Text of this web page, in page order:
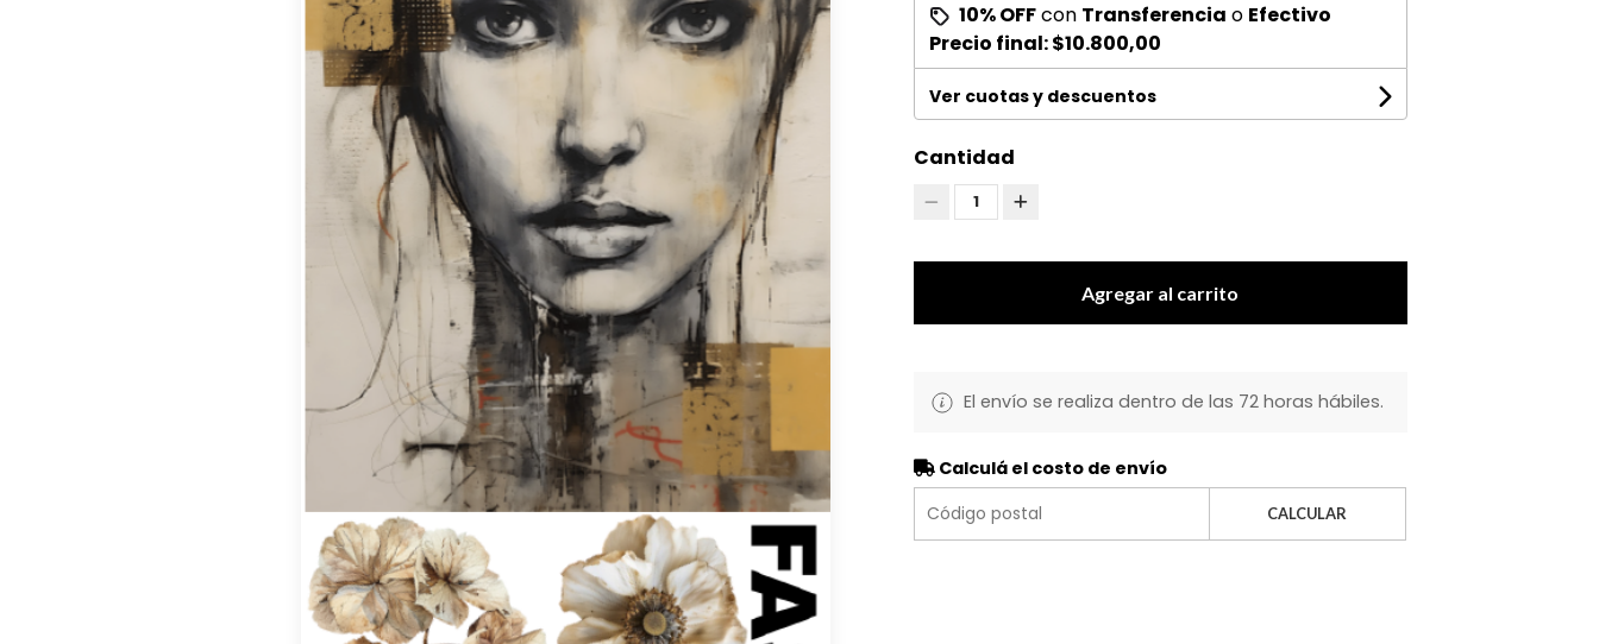
10% OFFcon Transferencia o Efectivo
Precio final:$10.800,00
Ver cuotas y descuentos
Cantidad
1
Agregar al carrito
El envío se realiza dentro de las 72 horas hábiles.
Calculá el costo de envío
CALCULAR